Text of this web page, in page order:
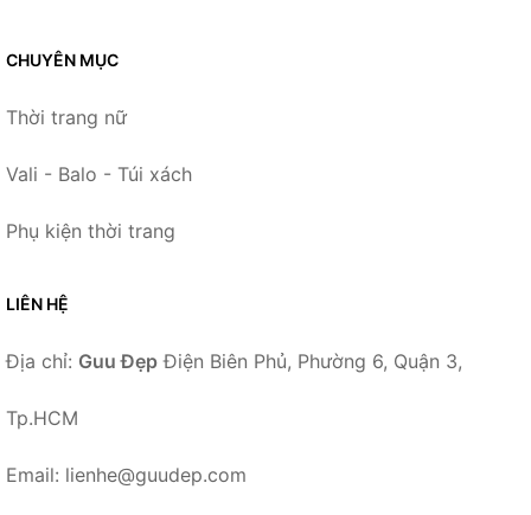
CHUYÊN MỤC
Thời trang nữ
Vali - Balo - Túi xách
Phụ kiện thời trang
LIÊN HỆ
Địa chỉ: Guu Đẹp Điện Biên Phủ, Phường 6, Quận 3,
Tp.HCM
Email: lienhe@guudep.com